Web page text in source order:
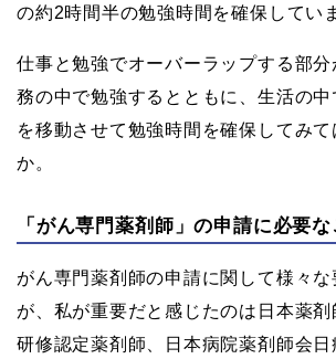
の約2時間半の勉強時間を確保してい
仕事と勉強でオーバーラップする部
務の中で勉強するとともに、生活の中
を移動させて勉強時間を確保してみて
か。
「がん専門薬剤師」の申請に必要な
がん専門薬剤師の申請に関して様々
が、私が重要だと感じたのは日本薬
研修認定薬剤師、日本病院薬剤師会